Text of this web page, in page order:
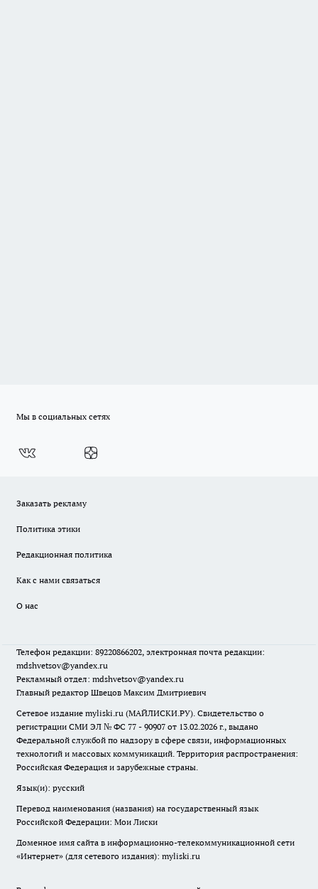
Мы в социальных сетях
Заказать рекламу
Политика этики
Редакционная политика
Как с нами связаться
О нас
Телефон редакции: 89220866202, электронная почта редакции:
mdshvetsov@yandex.ru
Рекламный отдел: mdshvetsov@yandex.ru
Главный редактор Швецов Максим Дмитриевич
Сетевое издание myliski.ru (МАЙЛИСКИ.РУ). Свидетельство о
регистрации СМИ ЭЛ № ФС 77 - 90907 от 13.02.2026 г., выдано
Федеральной службой по надзору в сфере связи, информационных
технологий и массовых коммуникаций. Территория распространения:
Российская Федерация и зарубежные страны.
Язык(и): русский
Перевод наименования (названия) на государственный язык
Российской Федерации: Мои Лиски
Доменное имя сайта в информационно-телекоммуникационной сети
«Интернет» (для сетевого издания): myliski.ru